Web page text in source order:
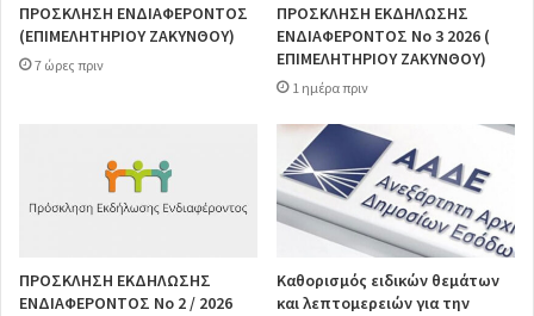
ΠΡΟΣΚΛΗΣΗ ΕΝΔΙΑΦΕΡΟΝΤΟΣ
(ΕΠΙΜΕΛΗΤΗΡΙΟΥ ΖΑΚΥΝΘΟΥ)
7 ώρες πριν
ΠΡΟΣΚΛΗΣΗ ΕΚΔΗΛΩΣΗΣ
ΕΝΔΙΑΦΕΡΟΝΤΟΣ Νο 3 2026 (
ΕΠΙΜΕΛΗΤΗΡΙΟΥ ΖΑΚΥΝΘΟΥ)
1 ημέρα πριν
ΠΡΟΣΚΛΗΣΗ ΕΚΔΗΛΩΣΗΣ
ΕΝΔΙΑΦΕΡΟΝΤΟΣ Νο 2 / 2026
Καθορισμός ειδικών θεμάτων
και λεπτομερειών για την